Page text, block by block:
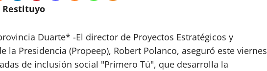
Duarte* -El director de Proyectos Estratégicos y
la Presidencia (Propeep), Robert Polanco, aseguró este viernes
de inclusión social "Primero Tú", que desarrolla la